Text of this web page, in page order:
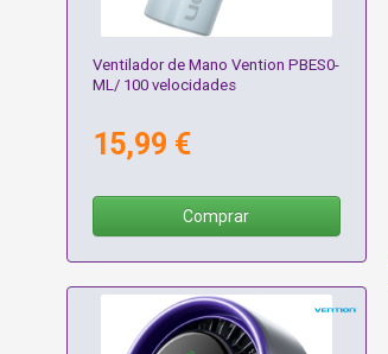
Ventilador de Mano Vention PBES0-
ML/ 100 velocidades
15,99 €
Comprar